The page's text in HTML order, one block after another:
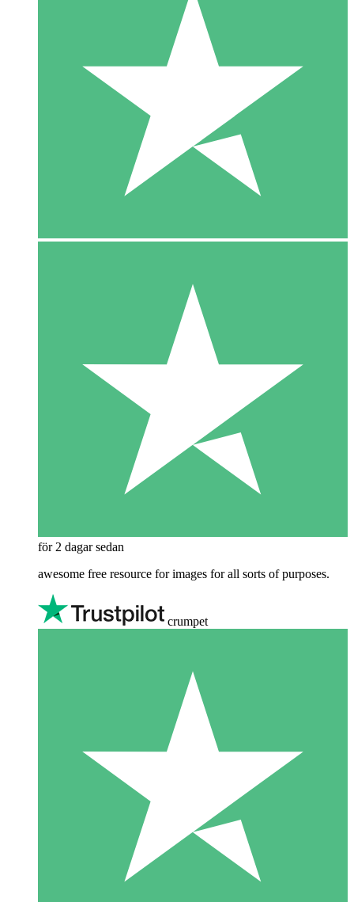
för 2 dagar sedan
awesome free resource for images for all sorts of purposes.
crumpet